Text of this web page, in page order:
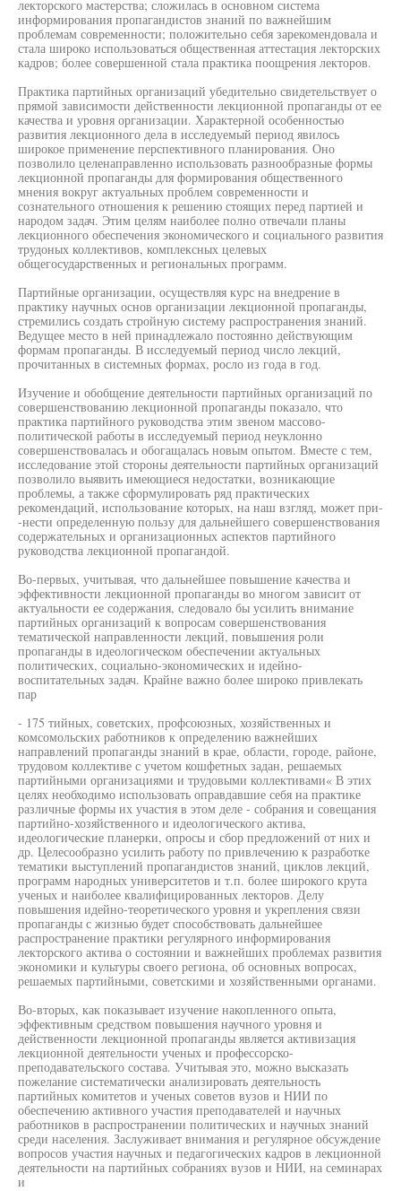
лекторского мастерства; сложилась в основном система
информирования пропагандистов знаний по важнейшим
проблемам современности; положительно себя зарекомендовала и
стала широко использоваться общественная аттестация лекторских
кадров; более совершенной стала практика поощрения лекторов.
Практика партийных организаций убедительно свидетельствует о
прямой зависимости действенности лекционной пропаганды от ее
качества и уровня организации. Характерной особенностью
развития лекционного дела в исследуемый период явилось
широкое применение перспективного планирования. Оно
позволило целенаправленно использовать разнообразные формы
лекционной пропаганды для формирования общественного
мнения вокруг актуальных проблем современности и
сознательного отношения к решению стоящих перед партией и
народом задач. Этим целям наиболее полно отвечали планы
лекционного обеспечения экономического и социального развития
трудоных коллективов, комплексных целевых
общегосударственных и региональных программ.
Партийные организации, осуществляя курс на внедрение в
практику научных основ организации лекционной пропаганды,
стремились создать стройную систему распространения знаний.
Ведущее место в ней принадлежало постоянно действующим
формам пропаганды. В исследуемый период число лекций,
прочитанных в системных формах, росло из года в год.
Изучение и обобщение деятельности партийных организаций по
совершенствованию лекционной пропаганды показало, что
практика партийного руководства этим звеном массово-
политической работы в исследуемый период неуклонно
совершенствовалась и обогащалась новым опытом. Вместе с тем,
исследование этой стороны деятельности партийных организаций
позволило выявить имеющиеся недостатки, возникающие
проблемы, а также сформулировать ряд практических
рекомендаций, использование которых, на наш взгляд, может при-
-нести определенную пользу для дальнейшего совершенствования
содержательных и организационных аспектов партийного
руководства лекционной пропагандой.
Во-первых, учитывая, что дальнейшее повышение качества и
эффективности лекционной пропаганды во многом зависит от
актуальности ее содержания, следовало бы усилить внимание
партийных организаций к вопросам совершенствования
тематической направленности лекций, повышения роли
пропаганды в идеологическом обеспечении актуальных
политических, социально-экономических и идейно-
воспитательных задач. Крайне важно более широко привлекать
пар
- 175 тийных, советских, профсоюзных, хозяйственных и
комсомольских работников к определению важнейших
направлений пропаганды знаний в крае, области, городе, районе,
трудовом коллективе с учетом кошфетных задан, решаемых
партийными организациями и трудовыми коллективами« В этих
целях необходимо использовать оправдавшие себя на практике
различные формы их участия в этом деле - собрания и совещания
партийно-хозяйственного и идеологического актива,
идеологические планерки, опросы и сбор предложений от них и
др. Целесообразно усилить работу по привлечению к разработке
тематики выступлений пропагандистов знаний, циклов лекций,
программ народных университетов и т.п. более широкого крута
ученых и наиболее квалифицированных лекторов. Делу
повышения идейно-теоретического уровня и укрепления связи
пропаганды с жизнью будет способствовать дальнейшее
распространение практики регулярного информирования
лекторского актива о состоянии и важнейших проблемах развития
экономики и культуры своего региона, об основных вопросах,
решаемых партийными, советскими и хозяйственными органами.
Во-вторых, как показывает изучение накопленного опыта,
эффективным средством повышения научного уровня и
действенности лекционной пропаганды является активизация
лекционной деятельности ученых и профессорско-
преподавательского состава. Учитывая это, можно высказать
пожелание систематически анализировать деятельность
партийных комитетов и ученых советов вузов и НИИ по
обеспечению активного участия преподавателей и научных
работников в распространении политических и научных знаний
среди населения. Заслуживает внимания и регулярное обсуждение
вопросов участия научных и педагогических кадров в лекционной
деятельности на партийных собраниях вузов и НИИ, на семинарах
и